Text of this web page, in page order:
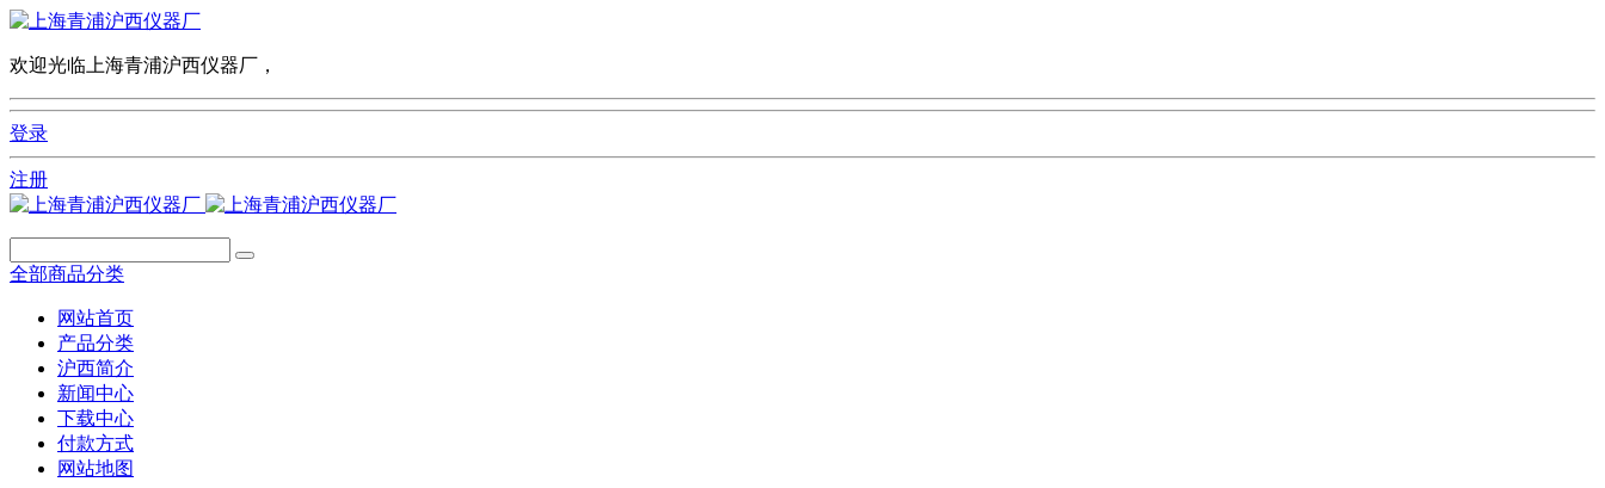
欢迎光临上海青浦沪西仪器厂，
登录
注册
全部商品分类
网站首页
产品分类
沪西简介
新闻中心
下载中心
付款方式
网站地图